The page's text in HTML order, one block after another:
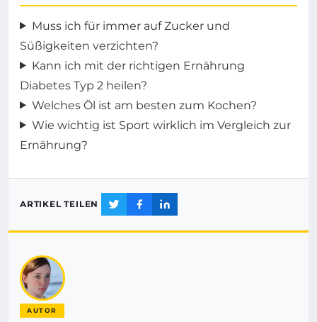
Muss ich für immer auf Zucker und
Süßigkeiten verzichten?
Kann ich mit der richtigen Ernährung
Diabetes Typ 2 heilen?
Welches Öl ist am besten zum Kochen?
Wie wichtig ist Sport wirklich im Vergleich zur
Ernährung?
ARTIKEL TEILEN
AUTOR